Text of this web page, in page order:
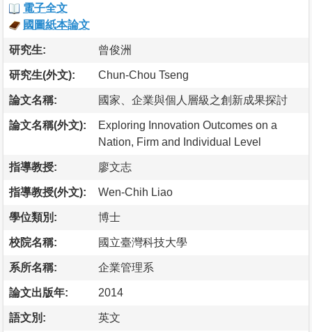
電子全文
國圖紙本論文
研究生: 曾俊洲
研究生(外文): Chun-Chou Tseng
論文名稱: 國家、企業與個人層級之創新成果探討
論文名稱(外文):
Exploring Innovation Outcomes on a
Nation, Firm and Individual Level
指導教授: 廖文志
指導教授(外文): Wen-Chih Liao
學位類別: 博士
校院名稱: 國立臺灣科技大學
系所名稱: 企業管理系
論文出版年: 2014
語文別: 英文